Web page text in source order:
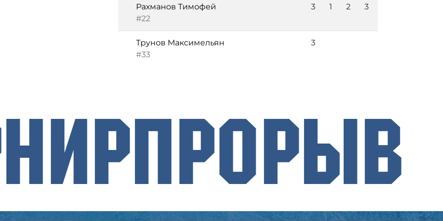
Рахманов Тимофей
#22
3 1 2 3
Трунов Максимельян
#33
3